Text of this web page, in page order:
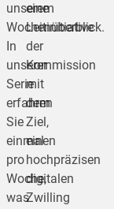
unserem
Wochenüberblick.
In
unserer
Serie
erfahren
Sie
einmal
pro
Woche,
was
eine
Leitinitiative
der
Kommission
mit
dem
Ziel,
einen
hochpräzisen
digitalen
Zwilling